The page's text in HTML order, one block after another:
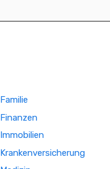
Familie
Finanzen
Immobilien
Krankenversicherung